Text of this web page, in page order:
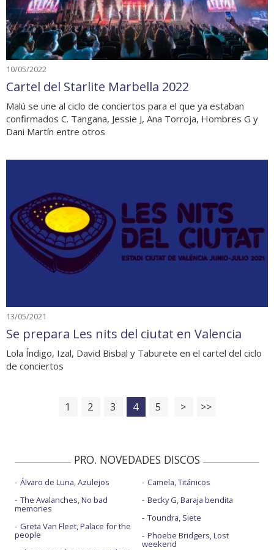
10/05/2022
Cartel del Starlite Marbella 2022
Malú se une al ciclo de conciertos para el que ya estaban
confirmados C. Tangana, Jessie J, Ana Torroja, Hombres G y
Dani Martín entre otros
13/05/2021
Se prepara Les nits del ciutat en Valencia
Lola Índigo, Izal, David Bisbal y Taburete en el cartel del ciclo
de conciertos
1 2 3 4 5 > >>
PRO. NOVEDADES DISCOS
Álvaro de Luna, Azulejos
The Avalanches, No bad
memories
Greta Van Fleet, Palace for the
people
Camela, Titánicos
Becky G, Baraja bendita
Toundra, Siete
Phoebe Bridgers, Lost
weekend